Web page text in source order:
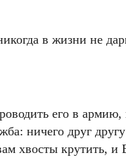
в жизни не
его в армию,
ничего друг
хвосты крутить, и